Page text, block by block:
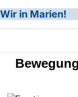
Wir in Marien!